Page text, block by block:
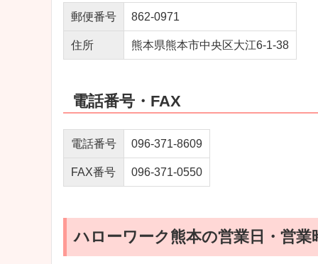
郵便番号 862-0971
住所 熊本県熊本市中央区大江6-1-38
電話番号・FAX
電話番号 096-371-8609
FAX番号 096-371-0550
ハローワーク熊本の営業日・営業